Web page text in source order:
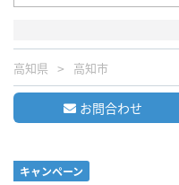
高知県 高知市
お問合わせ
キャンペーン